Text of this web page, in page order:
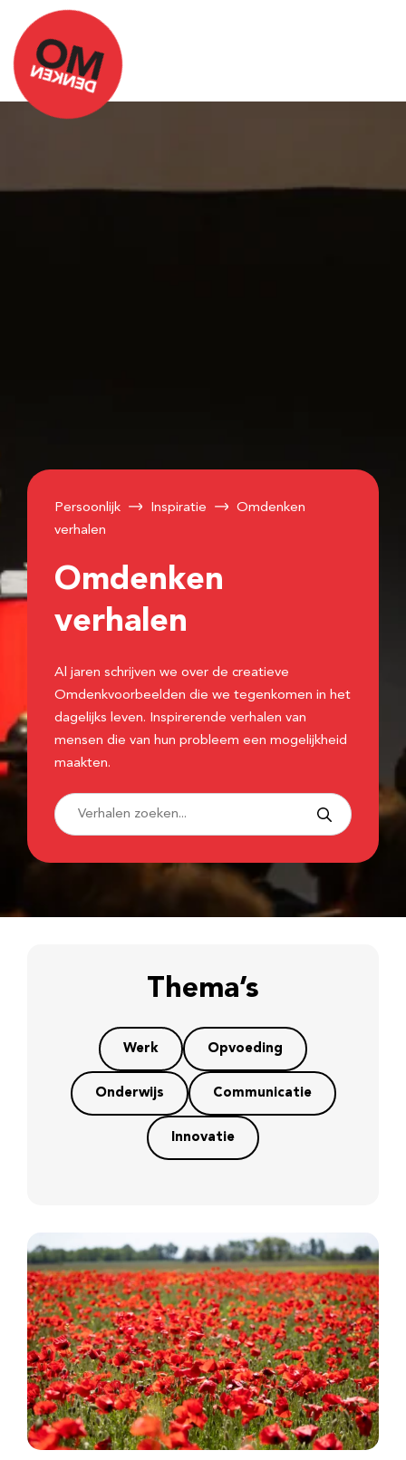
Persoonlijk Inspiratie
Omdenken
verhalen
Omdenken
verhalen
Al jaren schrijven we over de creatieve
Omdenkvoorbeelden die we tegenkomen in het
dagelijks leven. Inspirerende verhalen van
mensen die van hun probleem een mogelijkheid
maakten.
Thema’s
Werk Opvoeding
Onderwijs Communicatie
Innovatie